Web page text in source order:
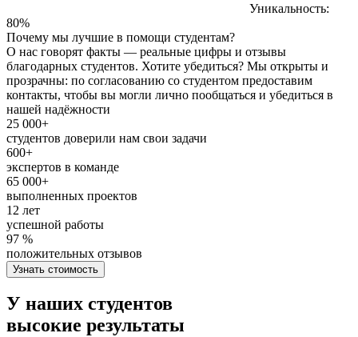
Уникальность:
80%
Почему мы лучшие в помощи студентам?
О нас говорят факты — реальные цифры и отзывы
благодарных студентов. Хотите убедиться? Мы открыты и
прозрачны: по согласованию со студентом предоставим
контакты, чтобы вы могли лично пообщаться и убедиться в
нашей надёжности
25 000+
студентов доверили нам свои задачи
600+
экспертов в команде
65 000+
выполненных проектов
12 лет
успешной работы
97 %
положительных отзывов
Узнать стоимость
У наших студентов
высокие результаты